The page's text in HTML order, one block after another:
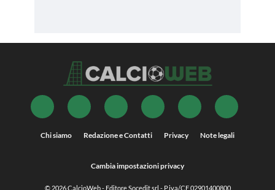
Chi siamo Redazione e Contatti Privacy Note legali
Cambia impostazioni privacy
© 2026CalcioWeb- Editore Socedit srl - P.iva/CF 02901400800